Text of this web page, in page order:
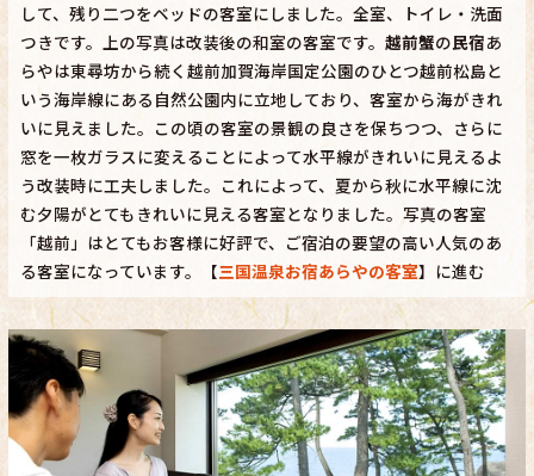
して、残り二つをベッドの客室にしました。全室、トイレ・洗面
つきです。上の写真は改装後の和室の客室です。 越前蟹の民宿あ
らやは東尋坊から続く越前加賀海岸国定公園のひとつ越前松島と
いう海岸線にある自然公園内に立地しており、客室から海がきれ
いに見えました。この頃の客室の景観の良さを保ちつつ、さらに
窓を一枚ガラスに変えることによって水平線がきれいに見えるよ
う改装時に工夫しました。これによって、夏から秋に水平線に沈
む夕陽がとてもきれいに見える客室となりました。写真の客室
「越前」はとてもお客様に好評で、ご宿泊の要望の高い人気のあ
る客室になっています。【三国温泉お宿あらやの客室】に進む